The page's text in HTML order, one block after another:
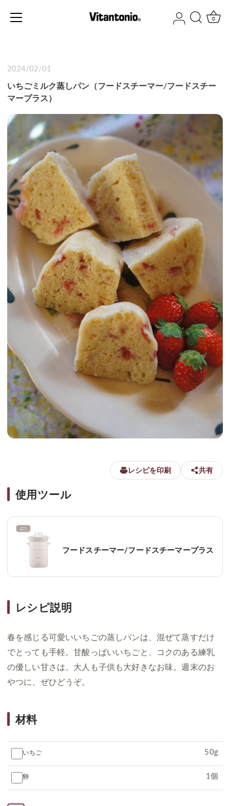
0
2024/02/01
いちごミルク蒸しパン（フードスチーマー/フードスチー
マープラス）
レシピを印刷 共有
使用ツール
フードスチーマー/フードスチーマープラス
レシピ説明
春を感じる可愛いいちごの蒸しパンは、混ぜて蒸すだけ
でとっても手軽。甘酸っぱいいちごと、コクのある練乳
の優しい甘さは、大人も子供も大好きなお味。週末のお
やつに、ぜひどうぞ。
材料
いちご 50g
卵 1個